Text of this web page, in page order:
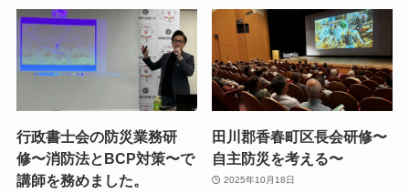
行政書士会の防災業務研
修〜消防法とBCP対策〜で
講師を務めました。
田川郡香春町区長会研修〜
自主防災を考える〜
2025年10月18日